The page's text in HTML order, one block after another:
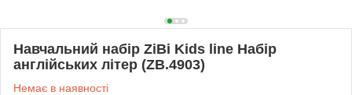
Навчальний набір ZiBi Kids line Набір
англійських літер (ZB.4903)
Немає в наявності